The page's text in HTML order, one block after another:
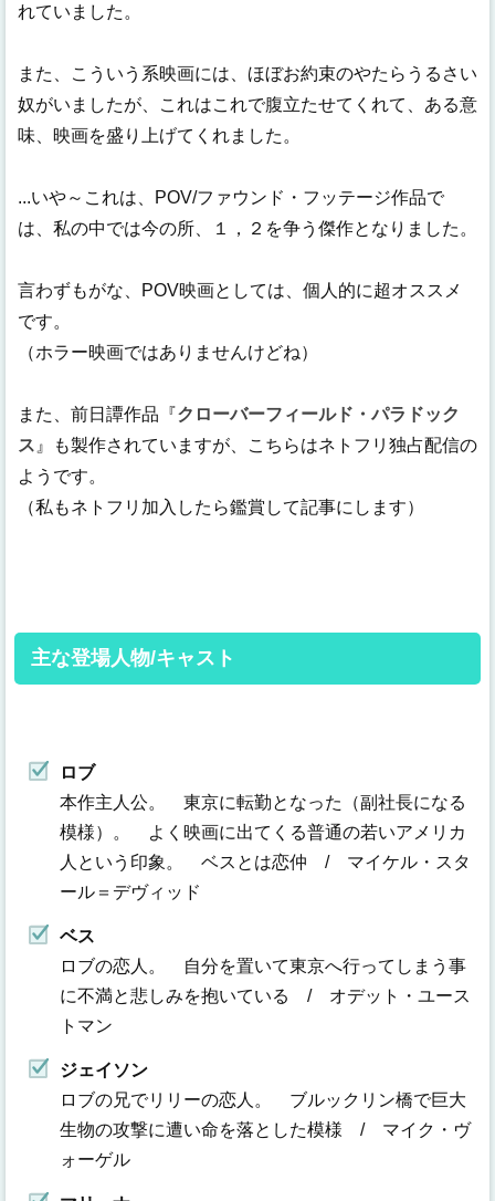
れていました。
また、こういう系映画には、ほぼお約束のやたらうるさい
奴がいましたが、これはこれで腹立たせてくれて、ある意
味、映画を盛り上げてくれました。
...いや～これは、POV/ファウンド・フッテージ作品で
は、私の中では今の所、１，２を争う傑作となりました。
言わずもがな、POV映画としては、個人的に超オススメ
です。
（ホラー映画ではありませんけどね）
また、前日譚作品『クローバーフィールド・パラドック
ス 』も製作されていますが、こちらはネトフリ独占配信の
ようです。
（私もネトフリ加入したら鑑賞して記事にします）
主な登場人物/キャスト
ロブ
本作主人公。 東京に転勤となった（副社長になる
模様）。 よく映画に出てくる普通の若いアメリカ
人という印象。 ベスとは恋仲 / マイケル・スタ
ール＝デヴィッド
ベス
ロブの恋人。 自分を置いて東京へ行ってしまう事
に不満と悲しみを抱いている / オデット・ユース
トマン
ジェイソン
ロブの兄でリリーの恋人。 ブルックリン橋で巨大
生物の攻撃に遭い命を落とした模様 / マイク・ヴ
ォーゲル